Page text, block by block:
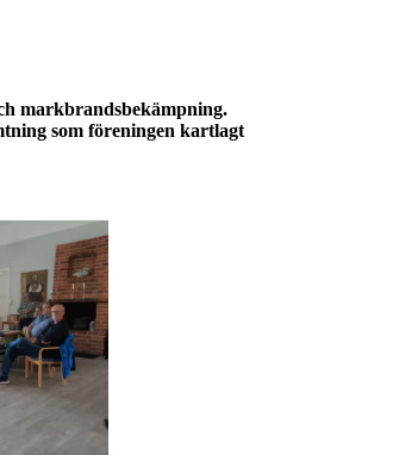
markbrandsbekämpning.
som föreningen kartlagt